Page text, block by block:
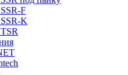
F
K